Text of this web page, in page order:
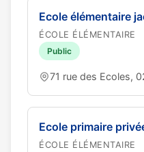
Ecole élémentaire
ÉCOLE ÉLÉMENTAIRE
Public
71 rue des Ecoles,
Ecole primaire
ÉCOLE ÉLÉMENTAIRE